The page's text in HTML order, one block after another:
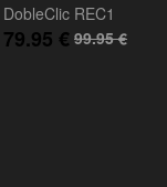
DobleClic REC1
99.95€
79.95 €